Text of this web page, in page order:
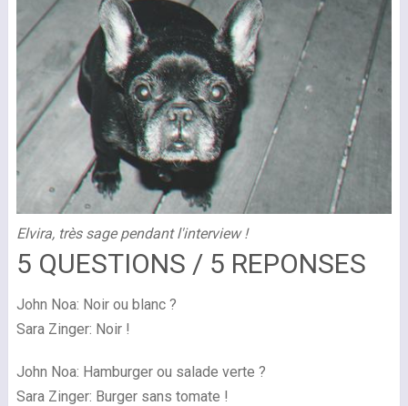
Elvira, très sage pendant l'interview !
5 QUESTIONS / 5 REPONSES
John Noa: Noir ou blanc ?
Sara Zinger: Noir !
John Noa: Hamburger ou salade verte ?
Sara Zinger: Burger sans tomate !